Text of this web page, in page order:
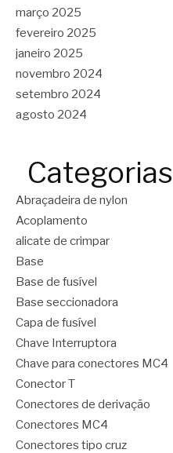
março 2025
fevereiro 2025
janeiro 2025
novembro 2024
setembro 2024
agosto 2024
Categorias
Abraçadeira de nylon
Acoplamento
alicate de crimpar
Base
Base de fusível
Base seccionadora
Capa de fusível
Chave Interruptora
Chave para conectores MC4
Conector T
Conectores de derivação
Conectores MC4
Conectores tipo cruz